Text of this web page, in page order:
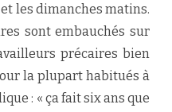
les dimanches matins.
sont embauchés sur
précaires bien
la plupart habitués à
: « ça fait six ans que